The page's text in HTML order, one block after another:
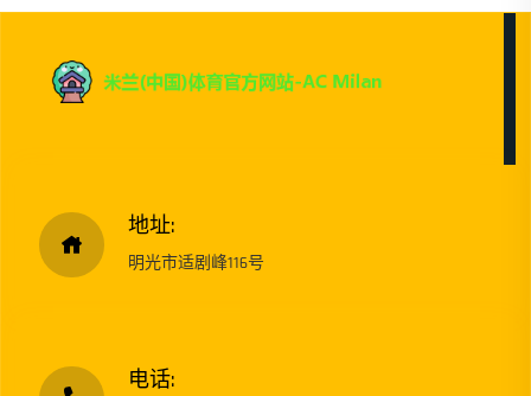
地址:
明光市适剧峰116号
电话: